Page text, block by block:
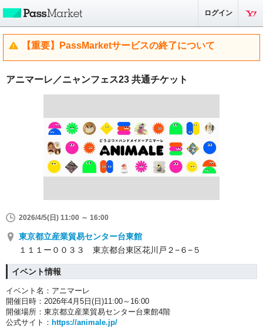
ログイン
【重要】PassMarketサービスの終了について
アニマーレ／ニャンフェス23 共通チケット
2026/4/5(日) 11:00 ～ 16:00
東京都立産業貿易センター台東館
１１１ー００３３ 東京都台東区花川戸２−６−５
イベント情報
イベント名：アニマーレ
開催日時：2026年4月5日(日)11:00～16:00
開催場所：東京都立産業貿易センター台東館4階
公式サイト： https://animale.jp/